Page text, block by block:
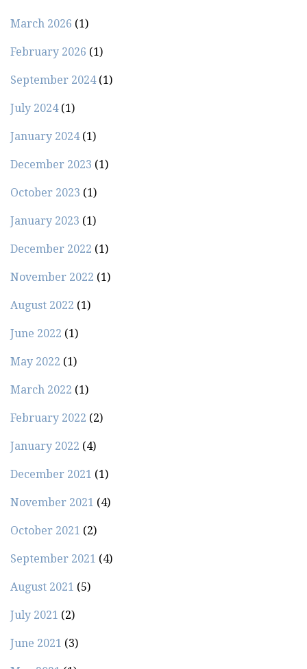
March 2026 (1)
February 2026 (1)
September 2024(1)
July 2024(1)
January 2024(1)
December 2023 (1)
October 2023 (1)
January 2023 (1)
December 2022 (1)
November 2022 (1)
August 2022 (1)
June 2022 (1)
May 2022 (1)
March 2022 (1)
February 2022 (2)
January 2022 (4)
December 2021 (1)
November 2021 (4)
October 2021 (2)
September 2021 (4)
August 2021 (5)
July 2021 (2)
June 2021 (3)